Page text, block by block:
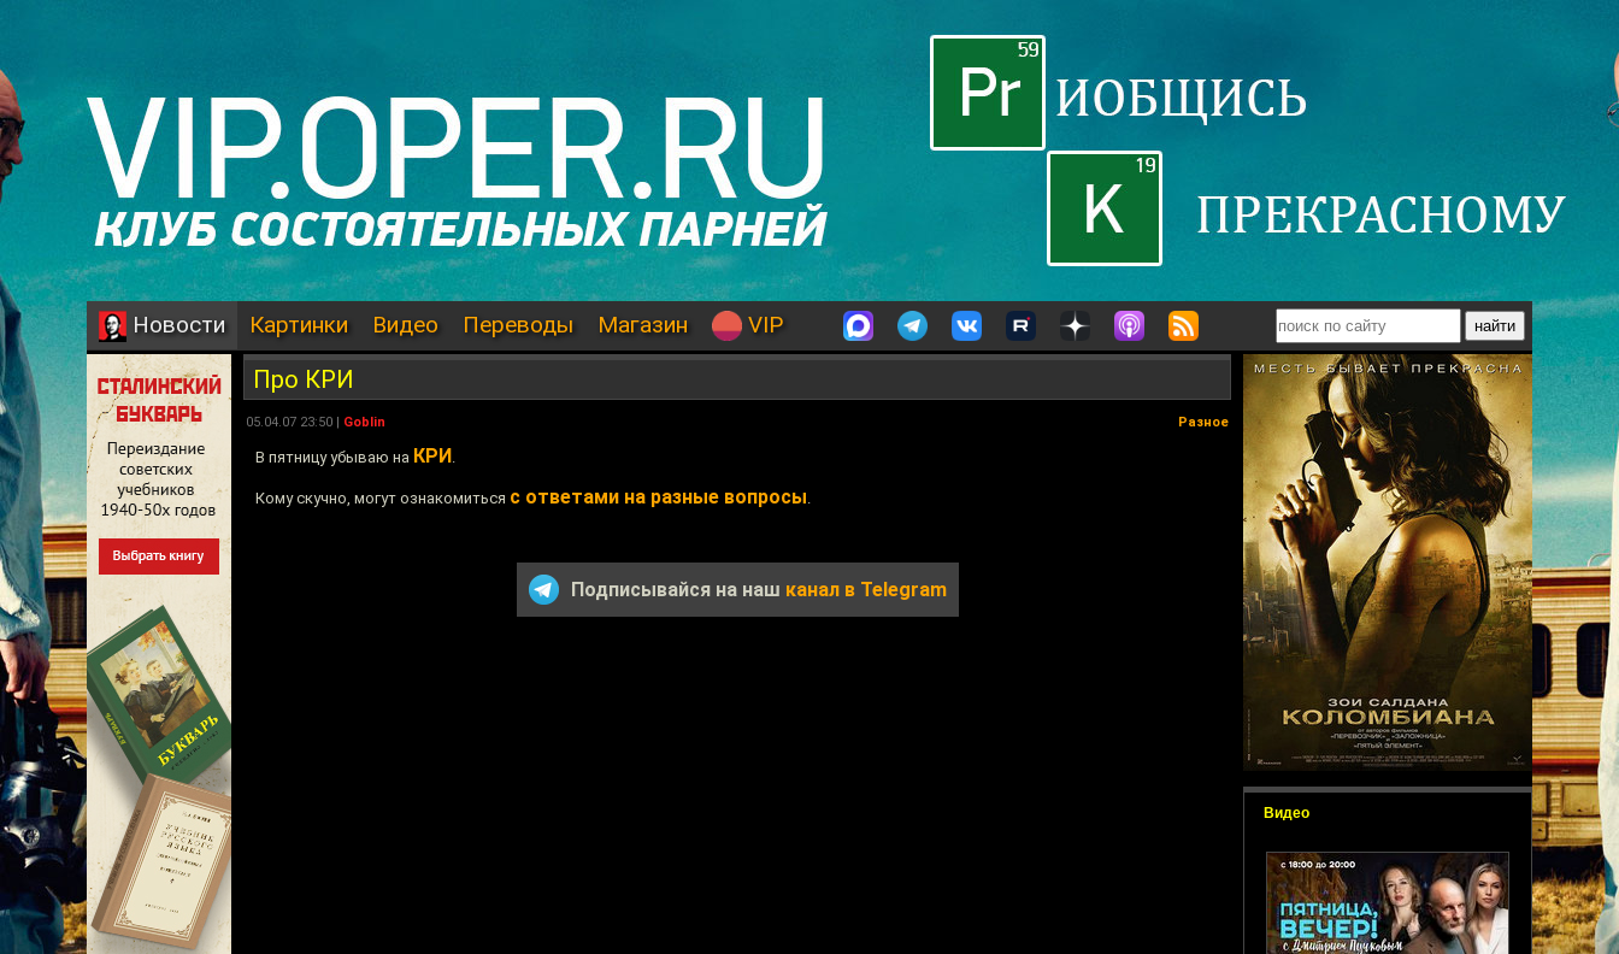
Новости Картинки Видео Переводы Магазин VIP
Видео
Про КРИ
05.04.07 23:50 | Goblin Разное
В пятницу убываю на КРИ.
Кому скучно, могут ознакомиться с ответами на разные вопросы.
Подписывайся на наш канал в Telegram